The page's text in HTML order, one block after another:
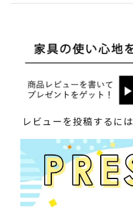
レビューを投稿するには